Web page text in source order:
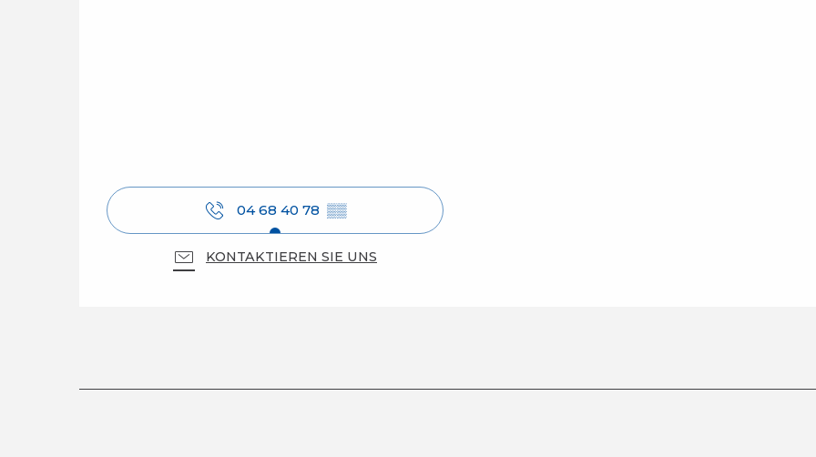
04 68 40 78 ▒▒
KONTAKTIEREN SIE UNS